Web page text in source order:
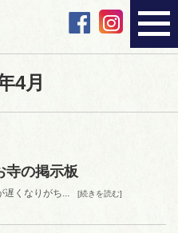
4月
の掲示板
くなりがち... [続きを読む]